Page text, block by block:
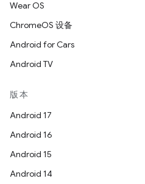
Wear OS
ChromeOS 设备
Android for Cars
Android TV
版本
Android 17
Android 16
Android 15
Android 14